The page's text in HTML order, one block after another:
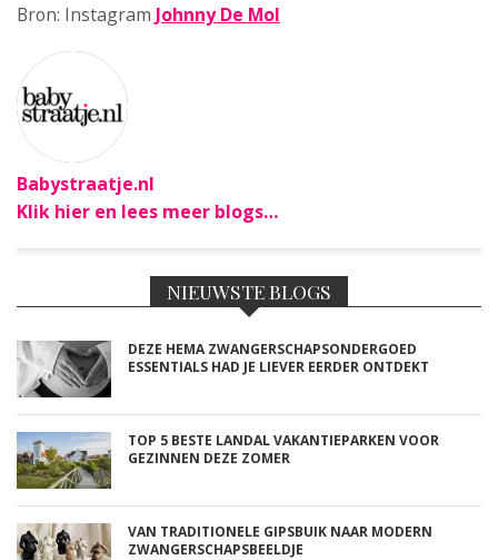
Bron: Instagram Johnny De Mol
Babystraatje.nl
Klik hier en lees meer blogs…
NIEUWSTE BLOGS
DEZE HEMA ZWANGERSCHAPSONDERGOED
ESSENTIALS HAD JE LIEVER EERDER ONTDEKT
TOP 5 BESTE LANDAL VAKANTIEPARKEN VOOR
GEZINNEN DEZE ZOMER
VAN TRADITIONELE GIPSBUIK NAAR MODERN
ZWANGERSCHAPSBEELDJE